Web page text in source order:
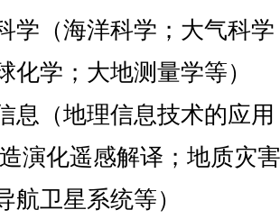
学（海洋科学；大气科
化学；大地测量学等）
息（地理信息技术的应
演化遥感解译；地质灾
航卫星系统等）